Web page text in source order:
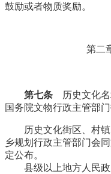
鼓励或者物质奖励。
第二
第七条 历史文化名
国务院文物行政主管部
历史文化街区、村
乡规划行政主管部门会
定公布。
县级以上地方人民